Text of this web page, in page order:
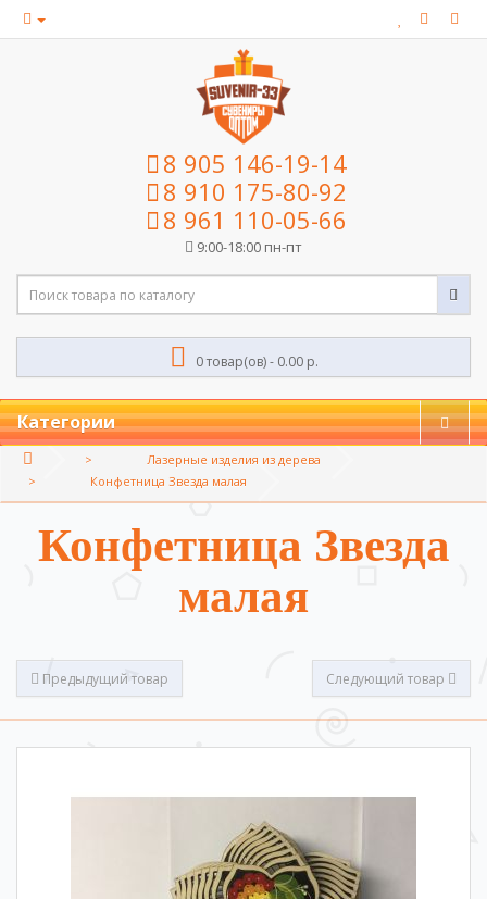
8 905 146-19-14
8 910 175-80-92
8 961 110-05-66
9:00-18:00 пн-пт
0 товар(ов) - 0.00 р.
Категории
Лазерные изделия из дерева
Конфетница Звезда малая
Конфетница Звезда
малая
Предыдущий товар Следующий товар